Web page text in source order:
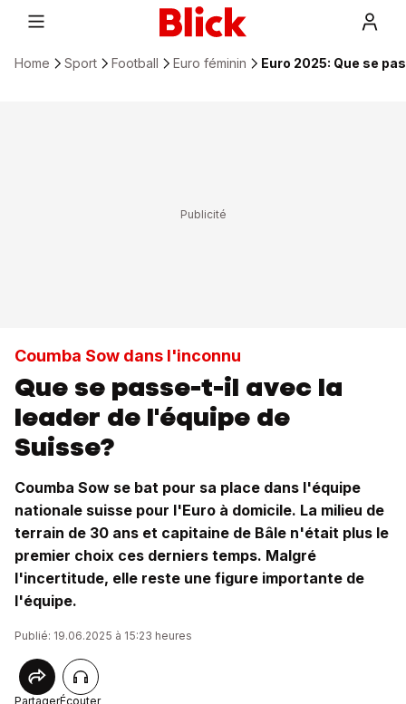
Home Sport Football Euro féminin Euro 2025: Que se
Coumba Sow dans l'inconnu
Que se passe-t-il avec la
leader de l'équipe de
Suisse?
Coumba Sow se bat pour sa place dans l'équipe
nationale suisse pour l'Euro à domicile. La milieu de
terrain de 30 ans et capitaine de Bâle n'était plus le
premier choix ces derniers temps. Malgré
l'incertitude, elle reste une figure importante de
l'équipe.
Publié: 19.06.2025 à 15:23 heures
PartagerÉcouter